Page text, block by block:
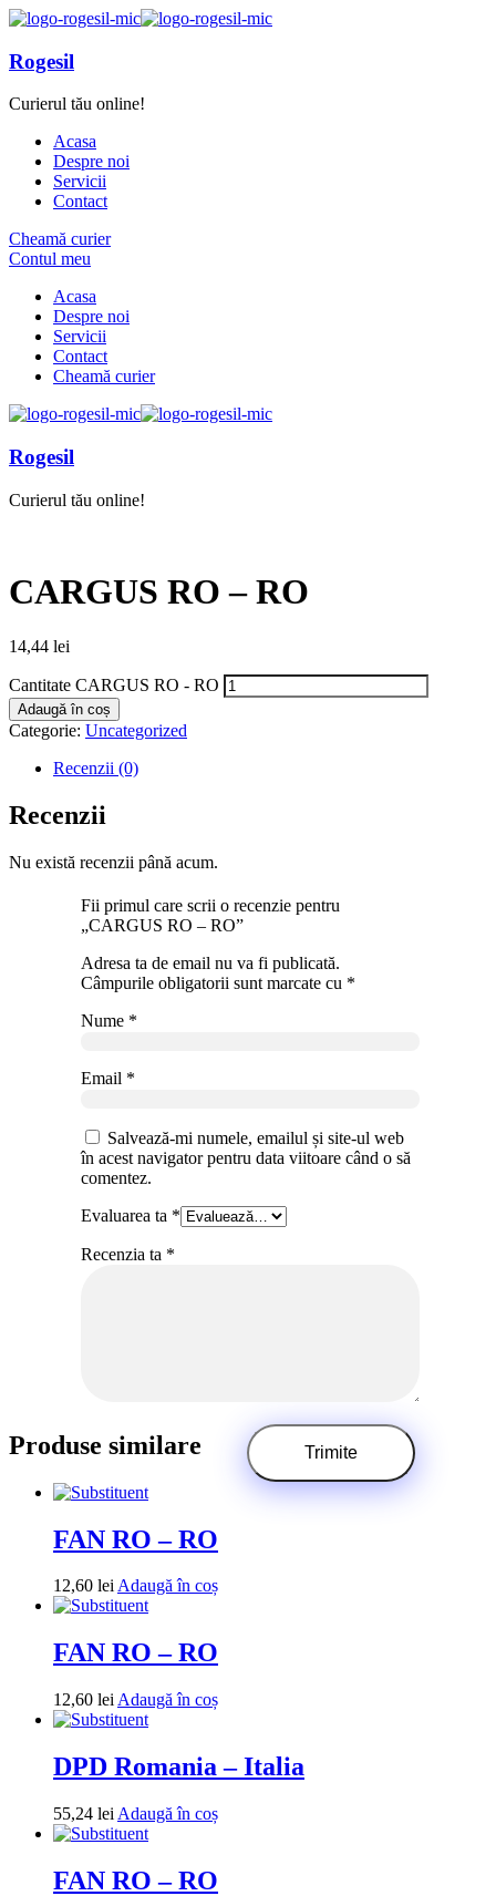
Rogesil
Curierul tău online!
Acasa
Despre noi
Servicii
Contact
Cheamă curier
Contul meu
Acasa
Despre noi
Servicii
Contact
Cheamă curier
Rogesil
Curierul tău online!
CARGUS RO – RO
14,44 lei
Cantitate CARGUS RO - RO
Adaugă în coș
Categorie: Uncategorized
Recenzii (0)
Recenzii
Nu există recenzii până acum.
Fii primul care scrii o recenzie pentru
„CARGUS RO – RO”
Adresa ta de email nu va fi publicată.
Câmpurile obligatorii sunt marcate cu *
Nume *
Email *
Salvează-mi numele, emailul și site-ul web
în acest navigator pentru data viitoare când o să
comentez.
Evaluarea ta *
Recenzia ta *
Produse similare
FAN RO – RO
12,60 leiAdaugă în coș
FAN RO – RO
12,60 lei Adaugă în coș
DPD Romania – Italia
55,24 lei Adaugă în coș
FAN RO – RO